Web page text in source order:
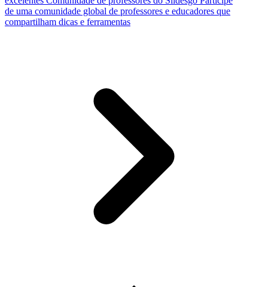
de uma comunidade global de professores e educadores que
compartilham dicas e ferramentas